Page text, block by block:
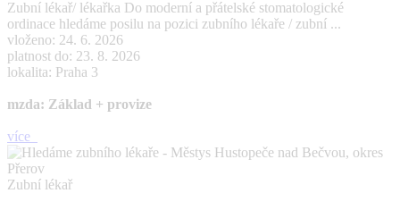
Zubní lékař/ lékařka Do moderní a přátelské stomatologické
ordinace hledáme posilu na pozici zubního lékaře / zubní ...
vloženo: 24. 6. 2026
platnost do: 23. 8. 2026
lokalita: Praha 3
mzda: Základ + provize
více
Zubní lékař